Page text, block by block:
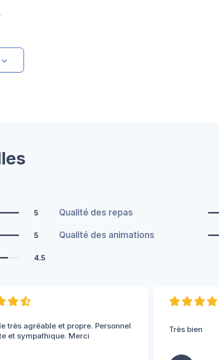
5 Qualité des repas
5 Qualité des animations
4.5
très agréable et propre. Personnel
et sympathique. Merci
Très bien